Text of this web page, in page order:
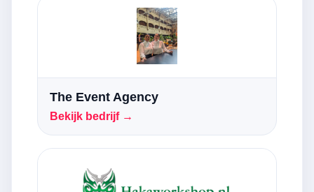
The Event Agency
Bekijk bedrijf →